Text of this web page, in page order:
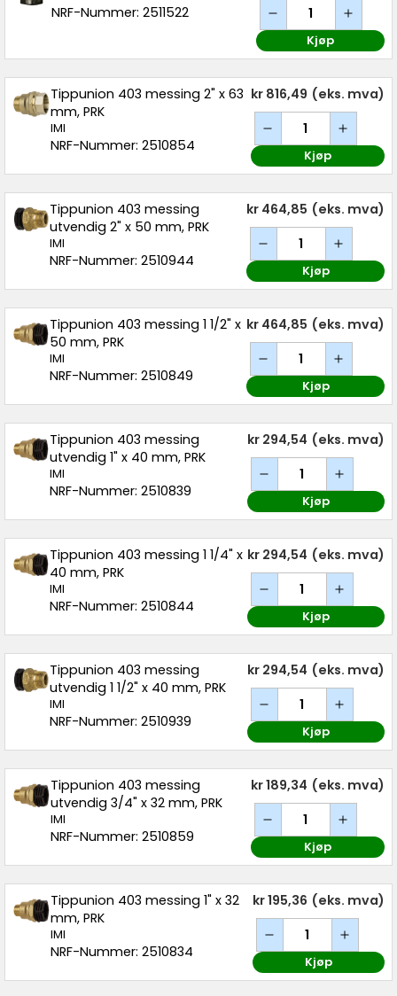
NRF-Nummer: 2511522
Kjøp
Tippunion 403 messing 2" x 63
mm, PRK
IMI
NRF-Nummer: 2510854
kr 816,49 (eks. mva)
Kjøp
Tippunion 403 messing
utvendig 2" x 50 mm, PRK
IMI
NRF-Nummer: 2510944
kr 464,85 (eks. mva)
Kjøp
Tippunion 403 messing 1 1/2" x
50 mm, PRK
IMI
NRF-Nummer: 2510849
kr 464,85 (eks. mva)
Kjøp
Tippunion 403 messing
utvendig 1" x 40 mm, PRK
IMI
NRF-Nummer: 2510839
kr 294,54 (eks. mva)
Kjøp
Tippunion 403 messing 1 1/4" x
40 mm, PRK
IMI
NRF-Nummer: 2510844
kr 294,54 (eks. mva)
Kjøp
Tippunion 403 messing
utvendig 1 1/2" x 40 mm, PRK
IMI
NRF-Nummer: 2510939
kr 294,54 (eks. mva)
Kjøp
Tippunion 403 messing
utvendig 3/4" x 32 mm, PRK
IMI
NRF-Nummer: 2510859
kr 189,34 (eks. mva)
Kjøp
Tippunion 403 messing 1" x 32
mm, PRK
IMI
NRF-Nummer: 2510834
kr 195,36 (eks. mva)
Kjøp